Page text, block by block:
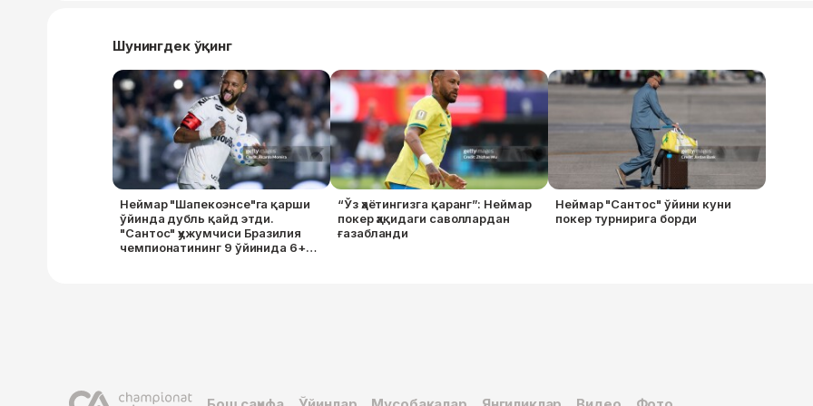
Шунингдек ўқинг
Неймар "Шапекоэнсе"га қарши
ўйинда дубль қайд этди.
"Сантос" ҳужумчиси Бразилия
чемпионатининг 9 ўйинида 6+2
“Ўз ҳаётингизга қаранг”: Неймар
покер ҳақидаги саволлардан
ғазабланди
Неймар "Сантос" ўйини куни
покер турнирига борди